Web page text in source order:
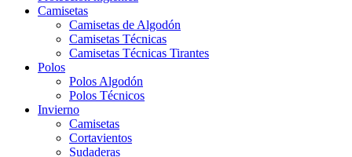
Camisetas
Camisetas de Algodón
Camisetas Técnicas
Camisetas Técnicas Tirantes
Polos
Polos Algodón
Polos Técnicos
Invierno
Camisetas
Cortavientos
Sudaderas